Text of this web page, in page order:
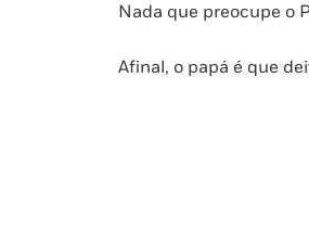
Nada que preocupe o
Afinal, o papá é que